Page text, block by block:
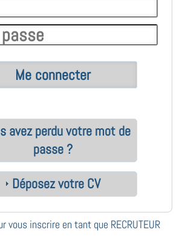
avez perdu votre mot de
passe ?
Déposez votre CV
vous inscrire en tant que RECRUTEUR